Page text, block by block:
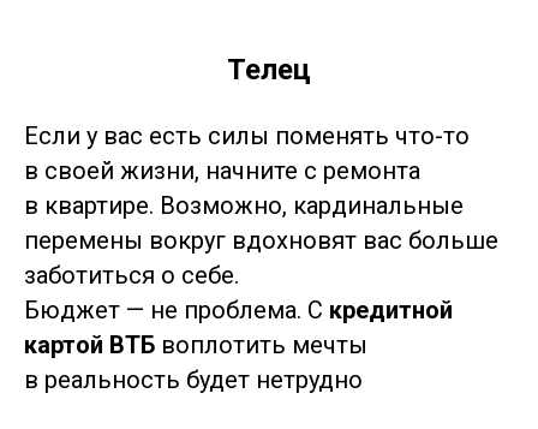
Телец
Если у вас есть силы поменять что-то
в своей жизни, начните с ремонта
в квартире. Возможно, кардинальные
перемены вокруг вдохновят вас больше
заботиться о себе.
Бюджет — не проблема. С кредитной
картой ВТБ воплотить мечты
в реальность будет нетрудно